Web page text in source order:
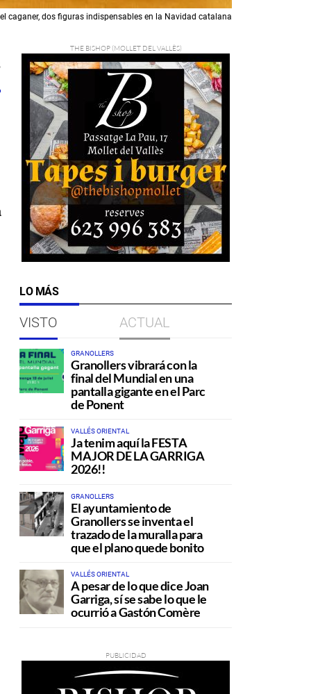
caganer, dos figuras indispensables en la Navidad catalana
LO MÁS
VISTO ACTUAL
GRANOLLERS
Granollers vibrará con la
final del Mundial en una
pantalla gigante en el Parc
de Ponent
VALLÉS ORIENTAL
Ja tenim aquí la FESTA
MAJOR DE LA GARRIGA
2026!!
GRANOLLERS
El ayuntamiento de
Granollers se inventa el
trazado de la muralla para
que el plano quede bonito
VALLÉS ORIENTAL
A pesar de lo que dice Joan
Garriga, sí se sabe lo que le
ocurrió a Gastón Comère